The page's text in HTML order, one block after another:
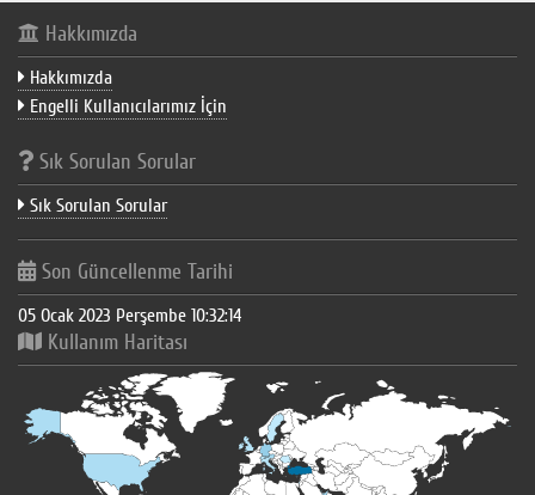
Hakkımızda
Hakkımızda
Engelli Kullanıcılarımız İçin
Sık Sorulan Sorular
Sık Sorulan Sorular
Son Güncellenme Tarihi
05 Ocak 2023 Perşembe 10:32:14
Kullanım Haritası